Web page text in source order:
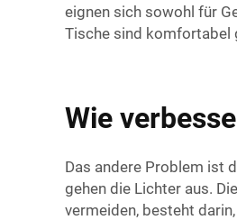
eignen sich sowohl für
Tische sind komfortabel
Wie
Das andere Problem ist
gehen die Lichter aus.
vermeiden, besteht